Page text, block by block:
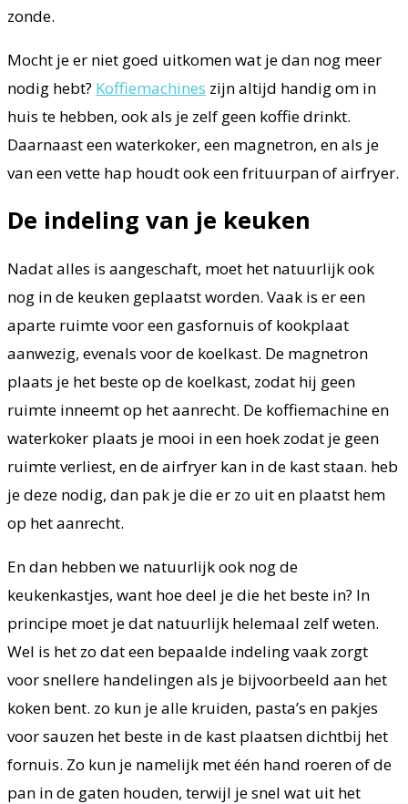
zonde.
Mocht je er niet goed uitkomen wat je dan nog meer
nodig hebt? Koffiemachines zijn altijd handig om in
huis te hebben, ook als je zelf geen koffie drinkt.
Daarnaast een waterkoker, een magnetron, en als je
van een vette hap houdt ook een frituurpan of airfryer.
De indeling van je keuken
Nadat alles is aangeschaft, moet het natuurlijk ook
nog in de keuken geplaatst worden. Vaak is er een
aparte ruimte voor een gasfornuis of kookplaat
aanwezig, evenals voor de koelkast. De magnetron
plaats je het beste op de koelkast, zodat hij geen
ruimte inneemt op het aanrecht. De koffiemachine en
waterkoker plaats je mooi in een hoek zodat je geen
ruimte verliest, en de airfryer kan in de kast staan. heb
je deze nodig, dan pak je die er zo uit en plaatst hem
op het aanrecht.
En dan hebben we natuurlijk ook nog de
keukenkastjes, want hoe deel je die het beste in? In
principe moet je dat natuurlijk helemaal zelf weten.
Wel is het zo dat een bepaalde indeling vaak zorgt
voor snellere handelingen als je bijvoorbeeld aan het
koken bent. zo kun je alle kruiden, pasta’s en pakjes
voor sauzen het beste in de kast plaatsen dichtbij het
fornuis. Zo kun je namelijk met één hand roeren of de
pan in de gaten houden, terwijl je snel wat uit het